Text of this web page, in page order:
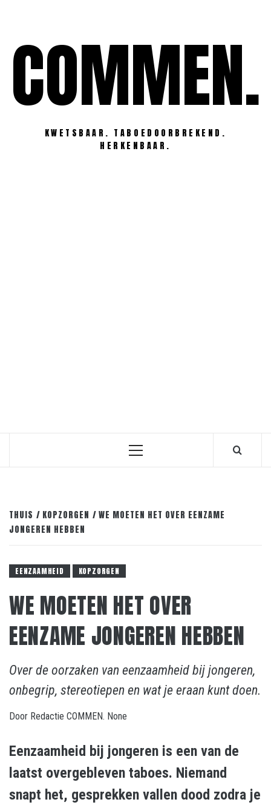
inhoudCOMMEN.
KWETSBAAR. TABOEDOORBREKEND.
HERKENBAAR.
Primair
THUIS KOPZORGEN
WE MOETEN HET OVER EENZAME
JONGEREN HEBBEN
EENZAAMHEID KOPZORGEN
WE MOETEN HET OVER
EENZAME JONGEREN HEBBEN
Over de oorzaken van eenzaamheid bij jongeren,
onbegrip, stereotiepen en wat je eraan kunt doen.
Door Redactie COMMEN. None
Eenzaamheid bij jongeren is een van de
laatst overgebleven taboes. Niemand
snapt het, gesprekken vallen dood zodra je